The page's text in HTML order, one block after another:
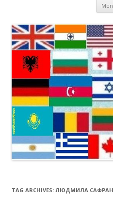
TAG ARCHIVES: ЛЮДМИЛА